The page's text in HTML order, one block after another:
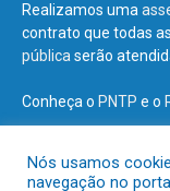
Realizamos uma
contrato que todas
pública serão
Conheça o PNTP e o
Nós usamos
navegação no